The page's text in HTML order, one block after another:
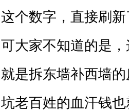
这个数字，直接刷
可大家不知道的是
就是拆东墙补西墙
坑老百姓的血汗钱